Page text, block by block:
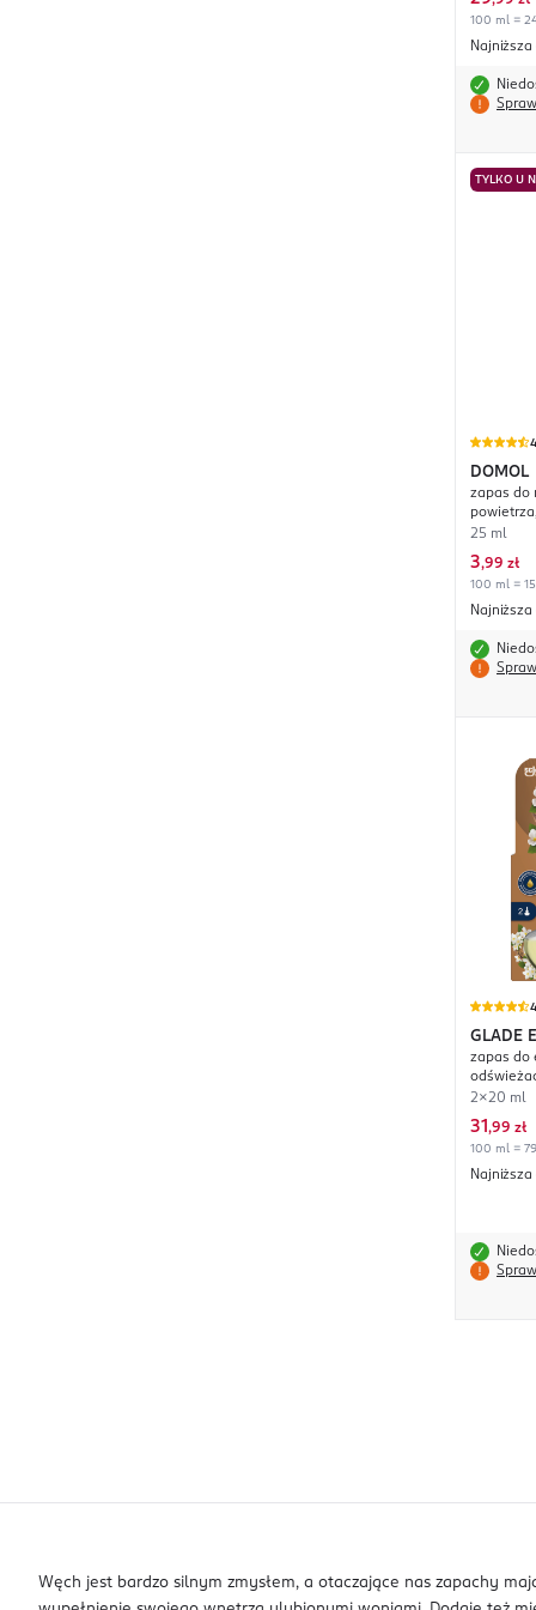
100 ml =
Najniższa
TYLKO U
DOMOL
zapas do
25 ml
3,99 zł
100 ml =
Najniższa
GLADE
zapas do
2x20 ml
31 ,99 zł
100 ml =
Najniższa
Węch jest bardzo silnym zmysłem, a otaczające nas zapachy